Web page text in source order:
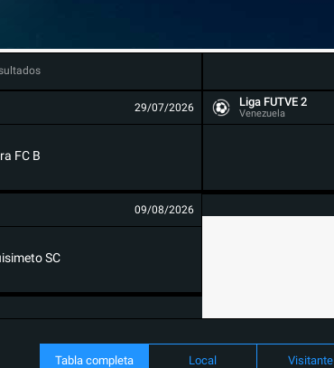
29/07/2026
FC B
09/08/2026
SC
Liga FUTVE 2
Venezuela
Tabla completa Local Visitante